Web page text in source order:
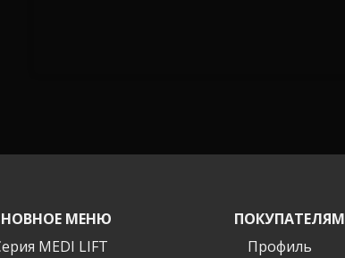
МЕНЮ
MEDI LIFT
ПОКУПАТЕЛЯМ
Профиль